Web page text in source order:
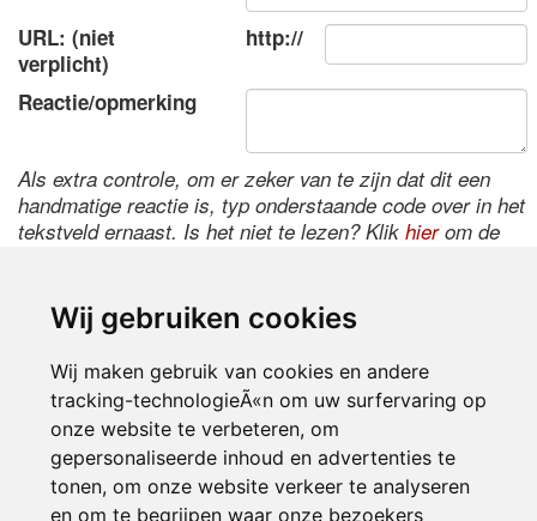
Wij gebruiken cookies
Wij maken gebruik van cookies en andere
tracking-technologieÃ«n om uw surfervaring op
onze website te verbeteren, om
gepersonaliseerde inhoud en advertenties te
tonen, om onze website verkeer te analyseren
en om te begrijpen waar onze bezoekers
URL: (niet
verplicht)
http://
Reactie/opmerking
Als extra controle, om er zeker van te zijn dat dit een
handmatige reactie is, typ onderstaande code over in het
tekstveld ernaast. Is het niet te lezen? Klik hierom de